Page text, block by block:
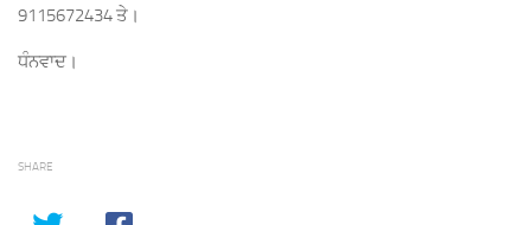
9115672434 ਤੇ।
ਧੰਨਵਾਦ।
SHARE